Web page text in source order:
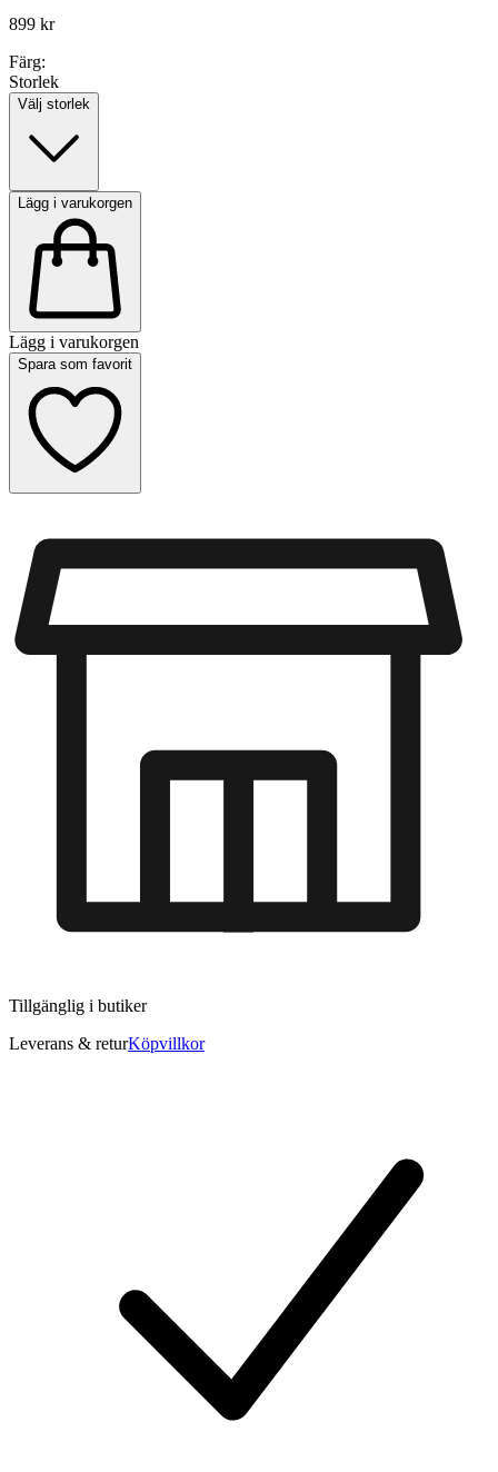
899 kr
Färg:
Storlek
Välj storlek
Lägg i varukorgen
Lägg i varukorgen
Spara som favorit
Tillgänglig i butiker
Leverans & returKöpvillkor